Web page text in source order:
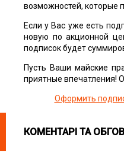
возможностей, которые
Если у Вас уже есть
новую по акционной
подписок будет
Пусть Ваши майские
приятные впечатления!
Оформить
КОМЕНТАРІ ТА